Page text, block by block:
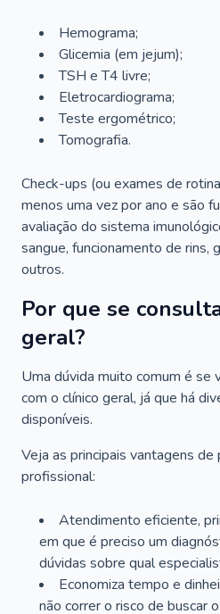
Hemograma;
Glicemia (em jejum);
TSH e T4 livre;
Eletrocardiograma;
Teste ergométrico;
Tomografia.
Check-ups (ou exames de
menos uma vez por ano e são
avaliação do sistema
sangue, funcionamento de rins,
outros.
Por que se
geral?
Uma dúvida muito comum é se
com o clínico geral, já que há
disponíveis.
Veja as principais vantagens de
profissional:
Atendimento eficiente,
em que é preciso um
dúvidas sobre qual
Economiza tempo e
não correr o risco de buscar